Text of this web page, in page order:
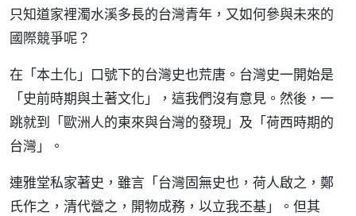
只知道家裡濁水溪多長的台灣青年，又如何參與未來的
國際競爭呢？
在「本土化」口號下的台灣史也荒唐。台灣史一開始是
「史前時期與土著文化」，這我們沒有意見。然後，一
跳就到「歐洲人的東來與台灣的發現」及「荷西時期的
台灣」。
連雅堂私家著史，雖言「台灣固無史也，荷人啟之，鄭
氏作之，清代營之，開物成務，以立我丕基」。但其